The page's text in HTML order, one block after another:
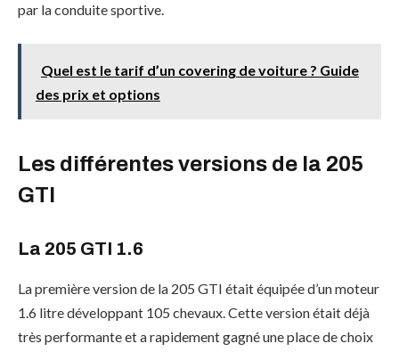
par la conduite sportive.
Quel est le tarif d’un covering de voiture ? Guide
des prix et options
Les différentes versions de la 205
GTI
La 205 GTI 1.6
La première version de la 205 GTI était équipée d’un moteur
1.6 litre développant 105 chevaux. Cette version était déjà
très performante et a rapidement gagné une place de choix